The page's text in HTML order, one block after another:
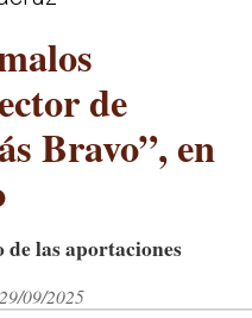
de
Bravo”, en
de las aportaciones
09/2025